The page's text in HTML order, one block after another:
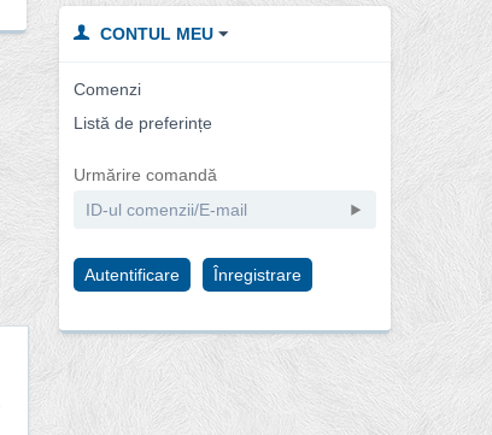
CONTUL MEU
Comenzi
Listă de preferințe
Urmărire comandă
Autentificare Înregistrare